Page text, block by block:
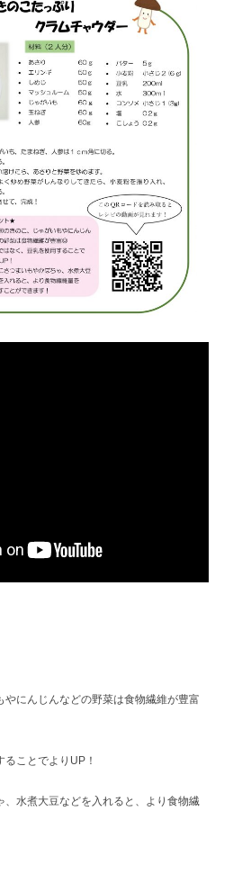
やにんじんなどの野菜は食物繊維が豊富
ることでよりUP！
、水煮大豆などを入れると、より食物繊